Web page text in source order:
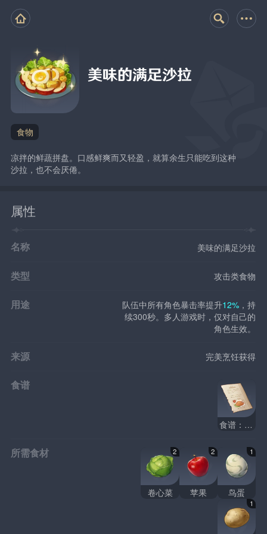
美味的满足沙拉
食物
凉拌的鲜蔬拼盘。口感鲜爽而又轻盈，就算余生只能吃到这种
沙拉，也不会厌倦。
属性
名称 美味的满足沙拉
类型 攻击类食物
用途 队伍中所有角色暴击率提升12% ，持
续300秒。多人游戏时，仅对自己的
角色生效。
来源 完美烹饪获得
食谱
食谱：满足沙拉
所需食材 2
卷心菜
2
苹果
1
鸟蛋
1